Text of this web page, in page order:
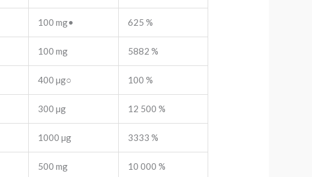
100 mg• 625 %
100 mg 5882 %
400 µg○ 100 %
300 µg 12 500 %
1000 µg 3333 %
500 mg 10 000 %